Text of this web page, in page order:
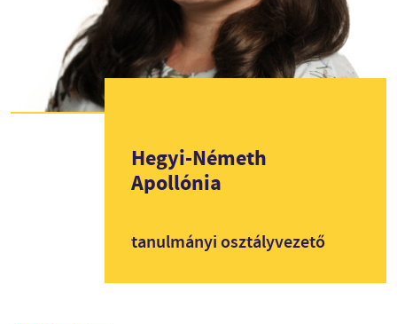
Hegyi-Németh
Apollónia
tanulmányi osztályvezető